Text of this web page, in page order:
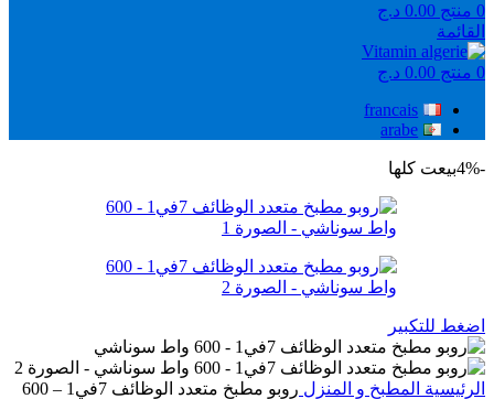
0 منتج 0.00 د.ج
القائمة
0 منتج 0.00 د.ج
francais
arabe
-4% بيعت كلها
اضغط للتكبير
الرئيسية المطبخ و المنزل
روبو مطبخ متعدد الوظائف 7في1 – 600